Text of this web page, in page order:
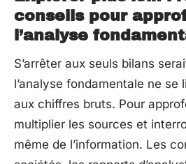
conseils pour
l’analyse
S’arrêter aux seuls bilans
l’analyse fondamentale ne se
aux chiffres bruts. Pour
multiplier les sources et
même de l’information. Les